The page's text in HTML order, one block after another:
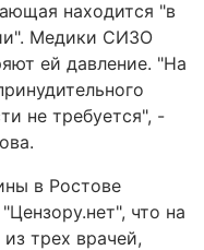
находится "в
Медики СИЗО
ей давление. "На
не требуется", -
в Ростове
"Цензору.нет", что на
трех врачей,